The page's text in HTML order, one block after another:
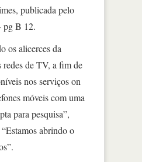
publicada pelo
pg B 12.
os alicerces da
redes de TV, a fim de
nos serviços on
móveis com uma
para pesquisa”,
abrindo o